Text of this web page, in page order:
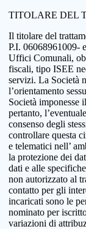
TITOLARE DEL
Il titolare del
P.I. 06068961009-
Uffici Comunali,
fiscali, tipo ISEE
servizi. La Società
l’orientamento
Società imponesse
pertanto,
consenso degli
controllare questa
e telematici nell’
la protezione dei
dati e alle
non autorizzato al
contatto per gli
incaricati sono le
nominato per
variazioni di